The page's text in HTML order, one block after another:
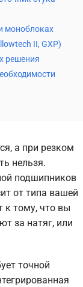
моноблоках
II, GXP)
решения
а при резком
нельзя.
подшипников
от типа вашей
к тому, что вы
за натяг, или
точной